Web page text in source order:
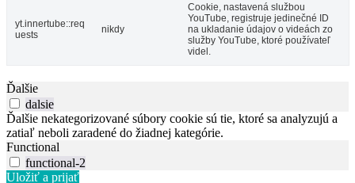
yt.innertube::req
uests
nikdy
Cookie, nastavená službou
YouTube, registruje jedinečné ID
na ukladanie údajov o videách zo
služby YouTube, ktoré používateľ
videl.
Ďalšie
dalsie
Ďalšie nekategorizované súbory cookie sú tie, ktoré sa analyzujú a
zatiaľ neboli zaradené do žiadnej kategórie.
Functional
functional-2
Uložiť a prijať